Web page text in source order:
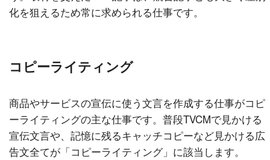
化を狙えるため常に求められる仕事です。
コピーライティング
商品やサービスの宣伝に使う文言を作成する仕事がコピ
ーライティングの主な仕事です。普段TVCMで見かける
宣伝文言や、記憶に残るキャッチコピーなど見かける広
告文全てが「コピーライティング」に該当します。